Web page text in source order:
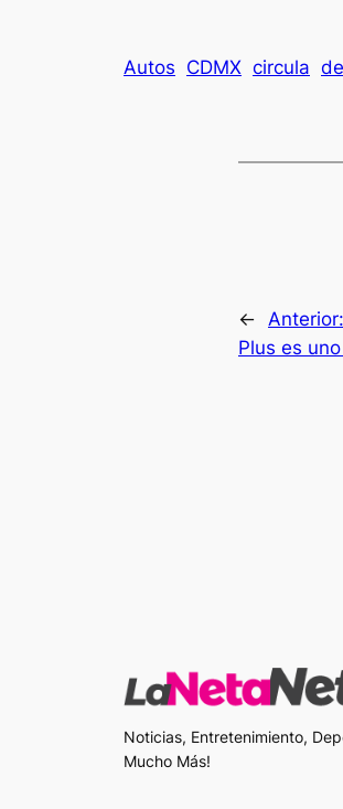
Autos CDMX circula
← Anterior:
Plus es
Noticias, Entretenimiento,
Mucho Más!